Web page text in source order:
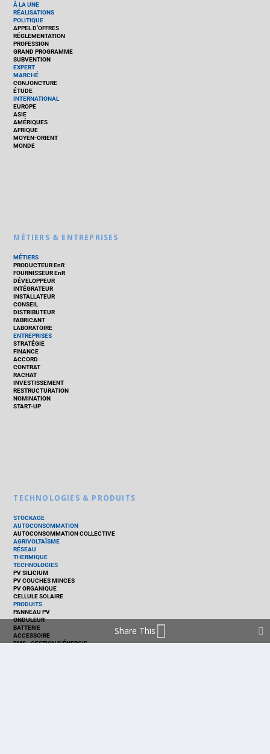
À LA UNE
RÉALISATIONS
POLITIQUE
APPEL D’OFFRES
RÉGLEMENTATION
PROFESSION
GRAND PROGRAMME
SUBVENTION
EXPERT
MARCHÉ
CONJONCTURE
ÉTUDE
INTERNATIONAL
EUROPE
ASIE
AMÉRIQUES
AFRIQUE
MOYEN-ORIENT
MONDE
MÉTIERS & ENTREPRISES
MÉTIERS
PRODUCTEUR EnR
FOURNISSEUR EnR
DÉVELOPPEUR
INTÉGRATEUR
INSTALLATEUR
CONSEIL
DISTRIBUTEUR
FABRICANT
LABORATOIRE
ENTREPRISES
STRATÉGIE
FINANCE
ACCORD
CONTRAT
RACHAT
INVESTISSEMENT
RESTRUCTURATION
NOMINATION
START-UP
TECHNOLOGIES & PRODUITS
STOCKAGE
AUTOCONSOMMATION
AUTOCONSOMMATION COLLECTIVE
AGRIVOLTAÏSME
RÉSEAU
THERMIQUE
TECHNOLOGIES
PV SILICIUM
PV COUCHES MINCES
PV ORGANIQUE
CELLULE SOLAIRE
PRODUITS
PANNEAU PV
ONDULEUR
BATTERIE
ACCESSOIRE
EMS - GESTION D'ÉNERGIE
Share This